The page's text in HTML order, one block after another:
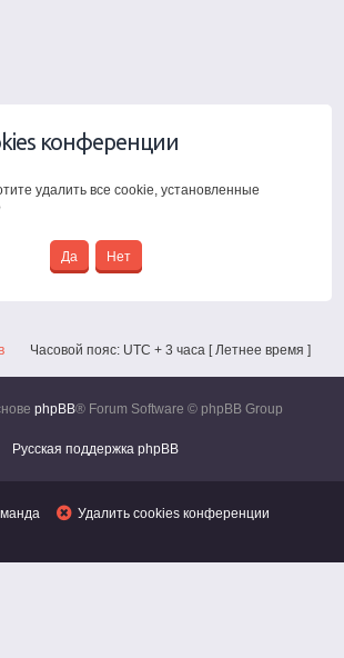
конференции
удалить все cookie, установленные
Часовой пояс: UTC + 3 часа [ Летнее время ]
phpBB® Forum Software © phpBB Group
Русская поддержка phpBB
Удалить cookies конференции